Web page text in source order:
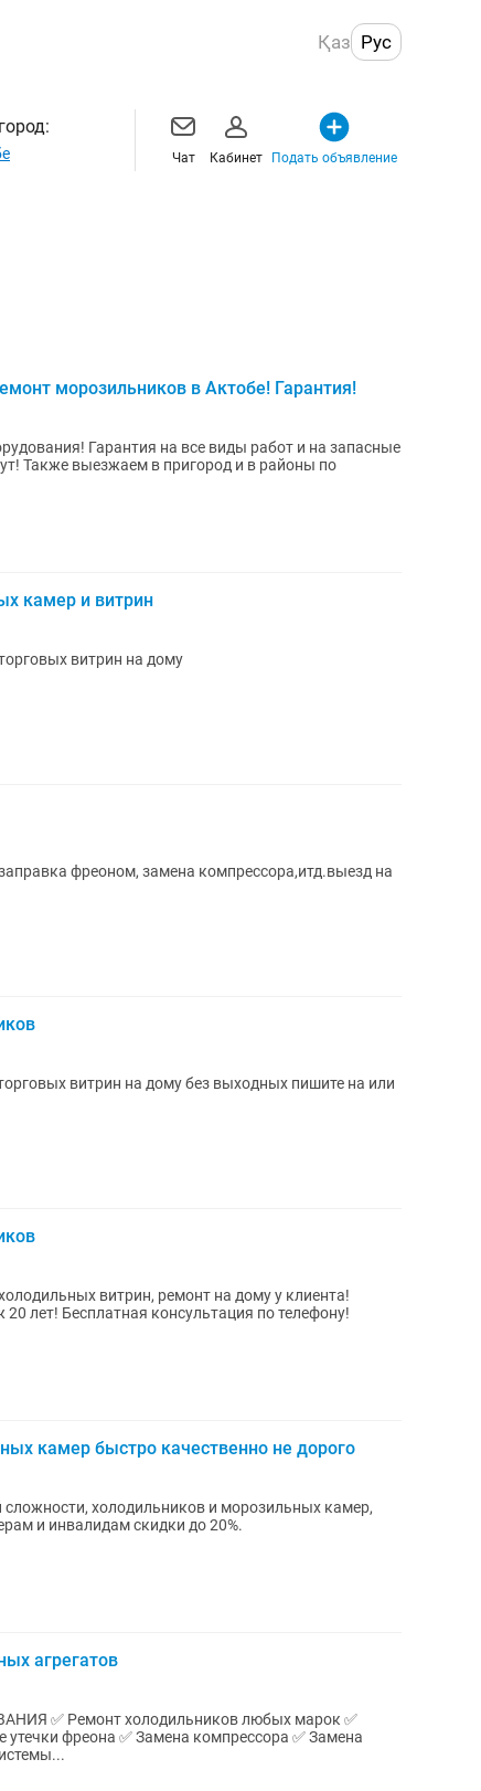
Қаз Рус
Чат Кабинет Подать объявление
морозильников в Актобе! Гарантия!
Гарантия на все виды работ и на запасные
Также выезжаем в пригород и в районы по
камер и витрин
витрин на дому
фреоном, замена компрессора,итд.выезд на
витрин на дому без выходных пишите на или
витрин, ремонт на дому у клиента!
камер быстро качественно не дорого
холодильников и морозильных камер,
и инвалидам скидки до 20%.
агрегатов
✅ Ремонт холодильников любых марок ✅
фреона ✅ Замена компрессора ✅ Замена